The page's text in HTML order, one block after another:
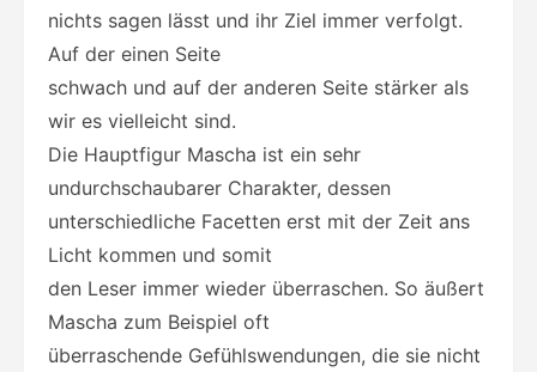
nichts sagen lässt und ihr Ziel immer verfolgt.
Auf der einen Seite
schwach und auf der anderen Seite stärker als
wir es vielleicht sind.
Die Hauptfigur Mascha ist ein sehr
undurchschaubarer Charakter, dessen
unterschiedliche Facetten erst mit der Zeit ans
Licht kommen und somit
den Leser immer wieder überraschen. So äußert
Mascha zum Beispiel oft
überraschende Gefühlswendungen, die sie nicht